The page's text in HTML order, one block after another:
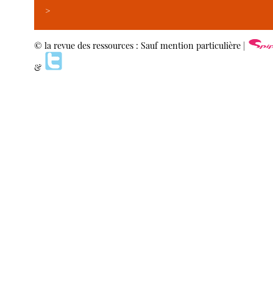
>
© la revue des ressources : Sauf mention particulière |
&